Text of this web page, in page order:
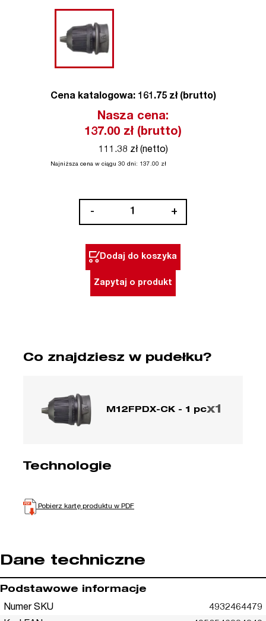
Cena katalogowa: 161.75 zł (brutto)
Nasza cena:
137.00 zł (brutto)
111.38 zł (netto)
Najniższa cena w ciągu 30 dni: 137.00 zł
-
cylindryczny
13
mm
+
Dodaj do koszyka
Zapytaj o produkt
Co znajdziesz w pudełku?
M12FPDX-CK - 1 pcx1
Technologie
Pobierz kartę produktu w PDF
Dane techniczne
Podstawowe informacje
Numer SKU
4932464479